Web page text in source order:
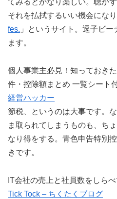
てみるとかなり楽しい。聴か
それを払拭するいい機会にな
fes. 」というサイト。逗子ビ
ます。
個人事業主必見！知っておき
件・控除額まとめ 一覧シート
経営ハッカー
節税、というのは大事です。
ま取られてしまうものも、ち
なり得をする。青色申告特別
きです。
IT会社の売上と社員数をしら
Tick Tock – ちくたくブログ